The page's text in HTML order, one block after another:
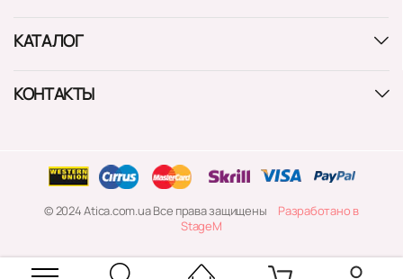
КАТАЛОГ
КОНТАКТЫ
© 2024 Atica.com.ua Все права защищены
Разработано в
StageM